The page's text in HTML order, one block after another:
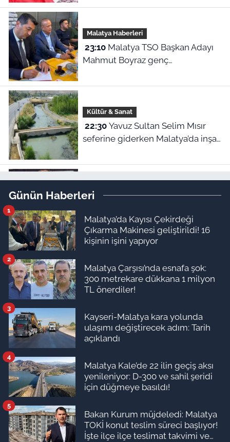
Malatya Haberleri
23:10Malatya TSO Başkan Adayı
Mahmut Boyraz genç
Kültür & Sanat
22:30Yavuz Sultan Selim Mısır
seferine giderken Malatya’da inşa
“Nadir?”
Malatya Haberleri
kaptanı: Malatyalı “Cengaver”
Bülent Korkmaz’ın ilham veren
hikayesi
Yaşam
21:30Kilosu 72 bin TL'den
satılıyor! Meğer bu sütten
Günün Haberleri
Malatya’da Kayısı Çekirdeği
Çıkarma Makinesi geliştirildi! 16
kişinin işini yapıyor
1
Malatya Çarşısı’nda esnafa şok:
300 metrekare dükkana 1 milyon
TL önerdiler!
2
Kayseri-Malatya kara yolunda
ulaşımı değiştirecek adım: Tarih
açıklandı
3
Malatya Kale’de 22 ilin geçiş aksı
yenileniyor: D-300 ve sahil şeridi
için düğmeye basıldı!
4
Bakan Kurum müjdeledi: Malatya
TOKİ konut teslim süreci başlıyor!
İşte ilçe ilçe teslimat takvimi ve
5